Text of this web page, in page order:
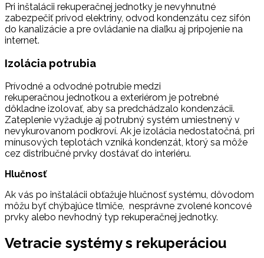
Pri inštalácii rekuperačnej jednotky je nevyhnutné
zabezpečiť prívod elektriny, odvod kondenzátu cez sifón
do kanalizácie a pre ovládanie na diaľku aj pripojenie na
internet.
Izolácia potrubia
Prívodné a odvodné potrubie medzi
rekuperačnou jednotkou a exteriérom je potrebné
dôkladne izolovať, aby sa predchádzalo kondenzácii.
Zateplenie vyžaduje aj potrubný systém umiestnený v
nevykurovanom podkroví. Ak je izolácia nedostatočná, pri
mínusových teplotách vzniká kondenzát, ktorý sa môže
cez distribučné prvky dostávať do interiéru.
Hlučnosť
Ak vás po inštalácii obťažuje hlučnosť systému, dôvodom
môžu byť chýbajúce tlmiče, nesprávne zvolené koncové
prvky alebo nevhodný typ rekuperačnej jednotky.
Vetracie systémy s rekuperáciou